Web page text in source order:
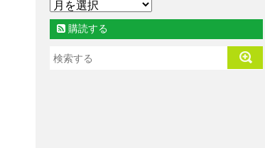
購読する